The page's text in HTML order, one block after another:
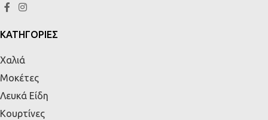
ΚΑΤΗΓΟΡΙΕΣ
Χαλιά
Μοκέτες
Λευκά Είδη
Κουρτίνες